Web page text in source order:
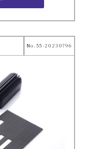
No.55-20230796